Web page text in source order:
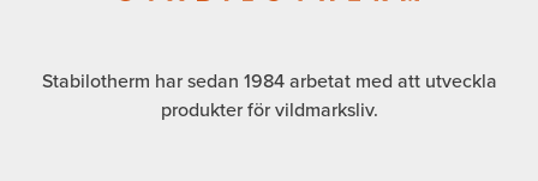
Stabilotherm har sedan 1984 arbetat med att utveckla
produkter för vildmarksliv.